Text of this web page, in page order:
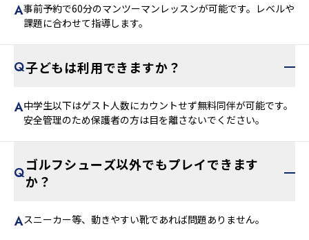
事前予約で60分のマンツーマンレッスンが可能です。レベルや
課題に合わせて指導します。
子どもは利用できますか？
中学生以下はゲスト人数にカウントせず無料同伴が可能です。
安全管理のため保護者の方は目を離さないでください。
ゴルフシューズ以外でもプレイできます
か？
スニーカー等、動きやすい靴であれば問題ありません。